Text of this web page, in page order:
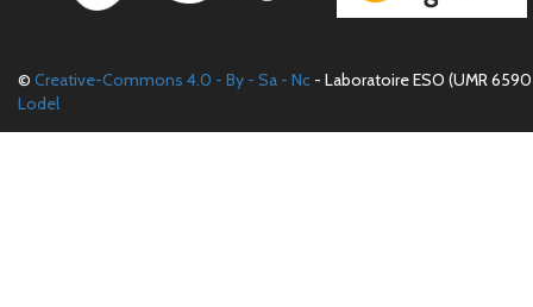
© Creative-Commons 4.0 - By - Sa - Nc - Laboratoire ESO (UMR
Lodel